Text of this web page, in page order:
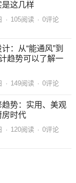
这几样
· 105阅读 · 0评论
：从“能通风”到
趋势可以了解一
· 149阅读 · 0评论
势：实用、美观
房时代
· 120阅读 · 0评论